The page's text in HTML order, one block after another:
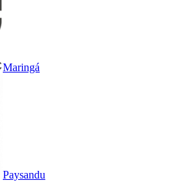
Maringá
Paysandu